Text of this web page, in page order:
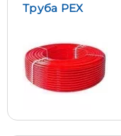
Труба РЕХ